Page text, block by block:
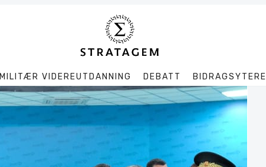
MILITÆR VIDEREUTDANNING DEBATT BIDRAGSYTERE
Stratagem